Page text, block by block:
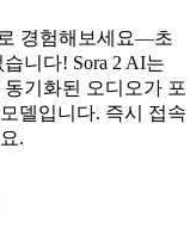
경험해보세요—초
니다! Sora 2 AI는
기화된 오디오가 포
델입니다. 즉시 접속
.